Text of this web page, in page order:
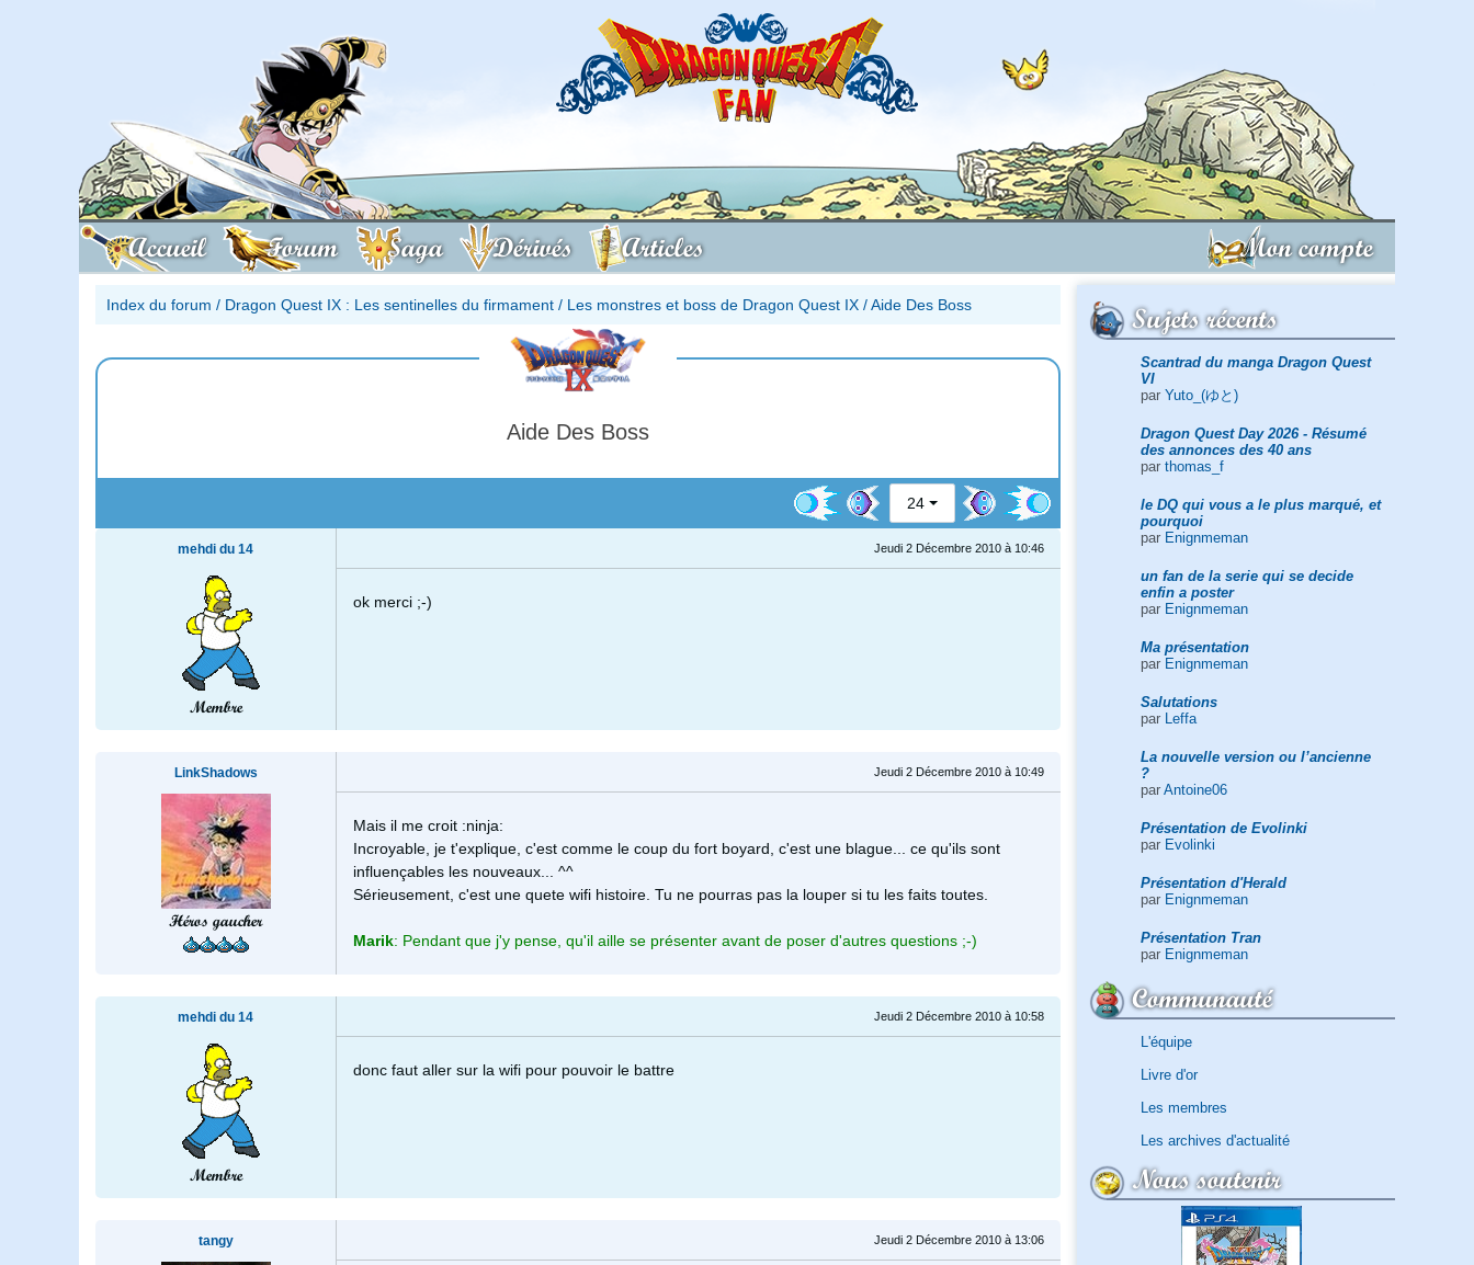
Accueil Forum Saga Dérivés Articles Mon compte
Sujets récents
Scantrad du manga Dragon Quest
VI
par Yuto_(ゆと)
Dragon Quest Day 2026 - Résumé
des annonces des 40 ans
par thomas_f
le DQ qui vous a le plus marqué, et
pourquoi
par Enignmeman
un fan de la serie qui se decide
enfin a poster
par Enignmeman
Ma présentation
par Enignmeman
Salutations
par
Leffa
La nouvelle version ou l’ancienne
?
par Antoine06
Présentation de Evolinki
par Evolinki
Présentation d'Herald
par Enignmeman
Présentation Tran
par Enignmeman
Communauté
L'équipe
Livre d'or
Les membres
Les archives d'actualité
Nous soutenir
Index du forum / Dragon Quest IX : Les sentinelles du firmament / Les monstres et boss de Dragon Quest IX /Aide Des Boss
Aide Des Boss
24
mehdi du 14
Membre
Jeudi 2 Décembre 2010 à 10:46
ok merci ;-)
LinkShadows
Héros gaucher
Jeudi 2 Décembre 2010 à 10:49
Mais il me croit :ninja:
Incroyable, je t'explique, c'est comme le coup du fort boyard, c'est une blague... ce qu'ils sont
influençables les nouveaux... ^^
Sérieusement, c'est une quete wifi histoire. Tu ne pourras pas la louper si tu les faits toutes.
Marik: Pendant que j'y pense, qu'il aille se présenter avant de poser d'autres questions ;-)
mehdi du 14
Membre
Jeudi 2 Décembre 2010 à 10:58
donc faut aller sur la wifi pour pouvoir le battre
tangy Jeudi 2 Décembre 2010 à 13:06